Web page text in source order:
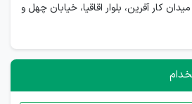
(خضراء)، میدان کار آفرین، بلوار اقاقیا، خیابان چهل و